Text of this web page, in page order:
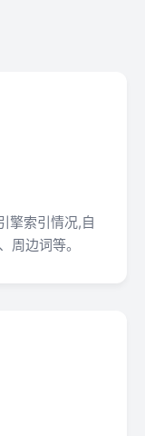
擎索引情况,自
周边词等。